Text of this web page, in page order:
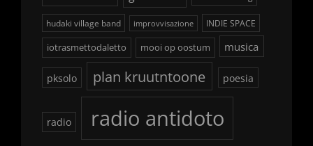
hudaki village band improvvisazione INDIE SPACE
iotrasmettodaletto mooi op oostum musica
pksolo plan kruutntoone poesia
radio radio antidoto